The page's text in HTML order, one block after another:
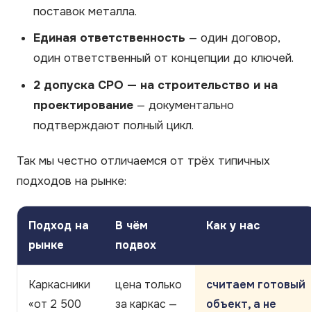
поставок металла.
Единая ответственность — один договор,
один ответственный от концепции до ключей.
2 допуска СРО — на строительство и на
проектирование— документально
подтверждают полный цикл.
Так мы честно отличаемся от трёх типичных
подходов на рынке:
Подход на
рынке
В чём
подвох
Как у нас
Каркасники
«от 2 500
цена только
за каркас —
считаем готовый
объект, а не